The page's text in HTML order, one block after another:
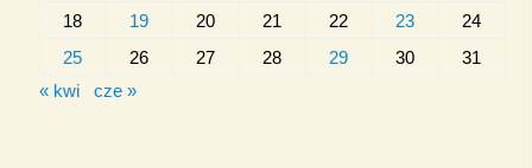
18
19 20 21 22 23
24
25
26 27 28 29 30
31
« kwi
cze »